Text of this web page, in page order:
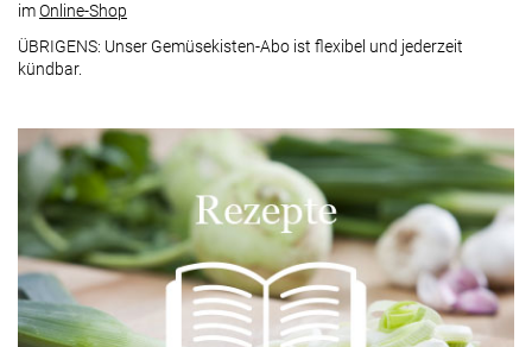
imOnline-Shop
ÜBRIGENS: Unser Gemüsekisten-Abo ist flexibel und jederzeit
kündbar.